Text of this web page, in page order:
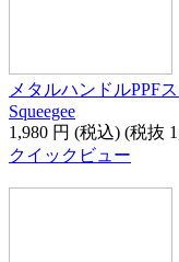
メタルハンドルPPF
Squeegee
1,980 円 (税込) (税抜
クイックビュー